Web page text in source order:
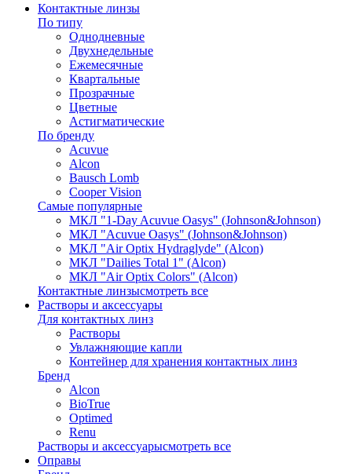
Контактные линзы
По типу
Однодневные
Двухнедельные
Ежемесячные
Квартальные
Прозрачные
Цветные
Астигматические
По бренду
Acuvue
Alcon
Bausch Lomb
Cooper Vision
Самые популярные
МКЛ "1-Day Acuvue Oasys" (Johnson&Johnson)
МКЛ "Acuvue Oasys" (Johnson&Johnson)
МКЛ "Air Optix Hydraglyde" (Alcon)
МКЛ "Dailies Total 1" (Alcon)
МКЛ "Air Optix Colors" (Alcon)
Контактные линзысмотреть все
Растворы и аксессуары
Для контактных линз
Растворы
Увлажняющие капли
Контейнер для хранения контактных линз
Бренд
Alcon
BioTrue
Optimed
Renu
Растворы и аксессуарысмотреть все
Оправы